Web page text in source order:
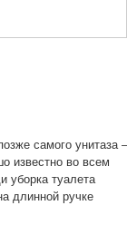
самого унитаза –
известно во всем
уборка туалета
длинной ручке